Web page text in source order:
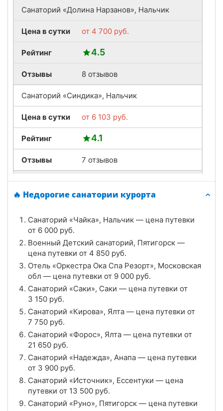
Санаторий «Долина Нарзанов», Нальчик
Цена в сутки от 4 700 руб.
Рейтинг 4.5
Отзывы 8 отзывов
Санаторий «Синдика», Нальчик
Цена в сутки от 6 103 руб.
Рейтинг 4.1
Отзывы 7 отзывов
Санаторий «Предгорье Кавказа», Горячий
Ключ
Рейтинг
Отзывы 4 отзывов
Санаторий «Звездный», Горячий Ключ
Цена в сутки
Рейтинг
Отзывы 5 отзывов
Отель «Оркестра Ока Спа Резорт»,
Московская обл
Цена в сутки от9 000
🔥 Недорогие санатории курорта
Санаторий «Чайка», Нальчик — цена путевки
от 6 000 руб.
Военный Детский санаторий, Пятигорск —
цена путевки от 4 850 руб.
Отель «Оркестра Ока Спа Резорт», Московская
обл — цена путевки от 9 000 руб.
Санаторий «Саки», Саки — цена путевки от
3 150 руб.
Санаторий «Кирова», Ялта — цена путевки от
7 750 руб.
Санаторий «Форос», Ялта — цена путевки от
21 650 руб.
Санаторий «Надежда», Анапа — цена путевки
от 3 900 руб.
Санаторий «Источник», Ессентуки — цена
путевки от 13 500 руб.
Санаторий «Руно», Пятигорск — цена путевки